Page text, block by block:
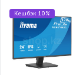
Кешбэк 10%